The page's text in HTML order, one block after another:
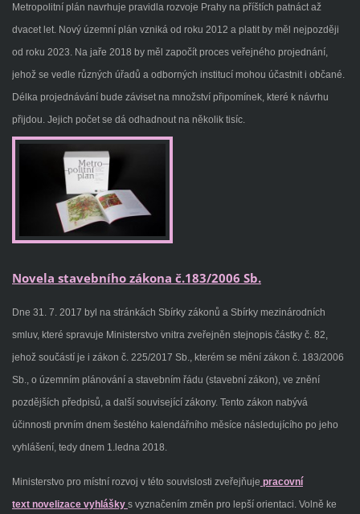
Metropolitní plán navrhuje pravidla rozvoje Prahy na příštích patnáct až
dvacet let. Nový územní plán vzniká od roku 2012 a platit by měl nejpozději
od roku 2023. Na jaře 2018 by měl započít proces veřejného projednání,
jehož se vedle různých úřadů a odborných institucí mohou účastnit i občané.
Délka projednávání bude záviset na množství připomínek, které k návrhu
přijdou. Jejich počet se dá odhadnout na několik tisíc.
Novela stavebního zákona č.183/2006 Sb.
Dne 31. 7. 2017 byl na stránkách Sbírky zákonů a Sbírky mezinárodních
smluv, které spravuje Ministerstvo vnitra zveřejněn stejnopis částky č. 82,
jehož součástí je i zákon č. 225/2017 Sb., kterém se mění zákon č. 183/2006
Sb., o územním plánování a stavebním řádu (stavební zákon), ve znění
pozdějších předpisů, a další související zákony. Tento zákon nabývá
účinnosti prvním dnem šestého kalendářního měsíce následujícího po jeho
vyhlášení, tedy dnem 1.ledna 2018.
Ministerstvo pro místní rozvoj v této souvislosti zveřejňuje pracovní
text novelizace vyhlášky s vyznačením změn pro lepší orientaci. Volně ke